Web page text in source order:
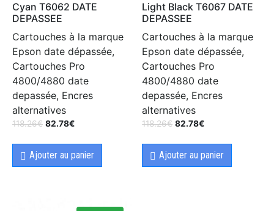
Cyan T6062 DATE
DEPASSEE
Cartouches à la marque
Epson date dépassée,
Cartouches Pro
4800/4880 date
depassée, Encres
alternatives
118.26€ 82.78€
Ajouter au panier
Light Black T6067 DATE
DEPASSEE
Cartouches à la marque
Epson date dépassée,
Cartouches Pro
4800/4880 date
depassée, Encres
alternatives
118.26€ 82.78€
Ajouter au panier